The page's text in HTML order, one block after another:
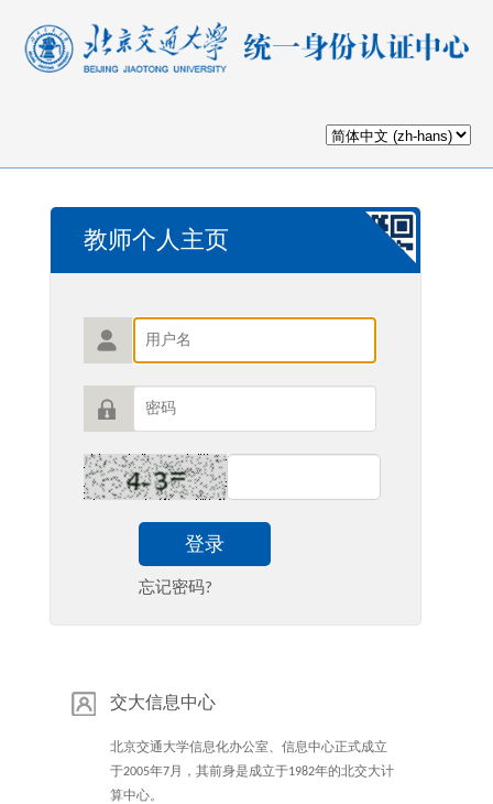
教师个人主页
登录
忘记密码?
交大信息中心
北京交通大学信息化办公室、信息中心正式成立
于2005年7月，其前身是成立于1982年的北交大计
算中心。